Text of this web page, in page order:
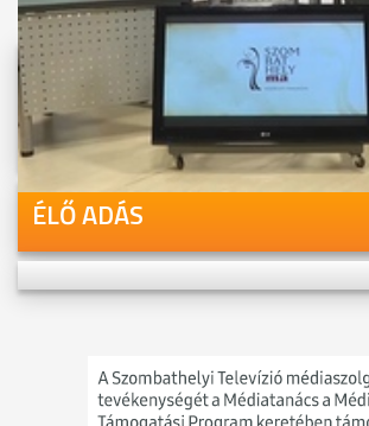
Videóink megtekinthetőek
Youtube-csatornánkon is!
ÉLŐ ADÁS